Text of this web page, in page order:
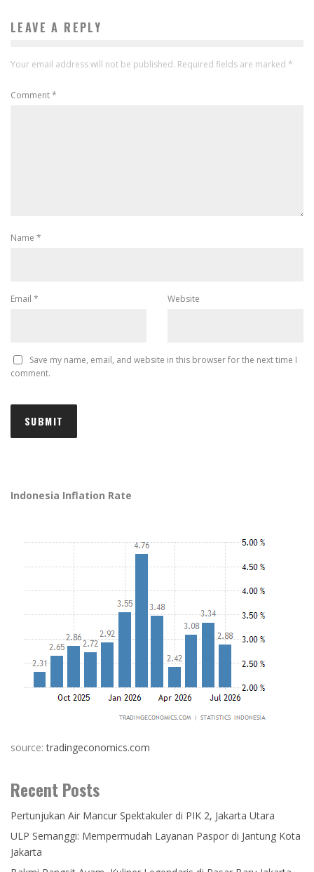
LEAVE A REPLY
Your email address will not be published. Required fields are marked *
Comment*
Name *
Email * Website
Save my name, email, and website in this browser for the next time I
comment.
Indonesia Inflation Rate
source:tradingeconomics.com
Recent Posts
Pertunjukan Air Mancur Spektakuler di PIK 2, Jakarta Utara
ULP Semanggi: Mempermudah Layanan Paspor di Jantung Kota
Jakarta